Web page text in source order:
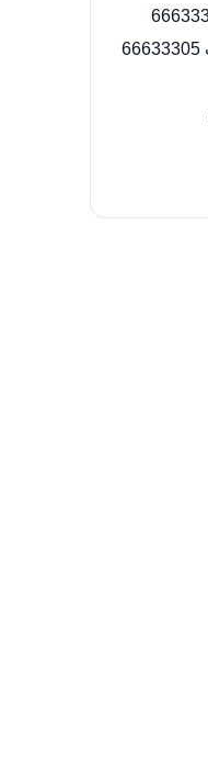
كراج تصليح انفوي الكويت 66633305